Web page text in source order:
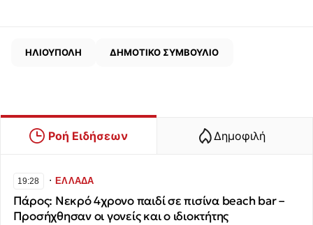
ΗΛΙΟΥΠΟΛΗ ΔΗΜΟΤΙΚΟ ΣΥΜΒΟΥΛΙΟ
Ροή Ειδήσεων Δημοφιλή
19:28 ∙ΕΛΛΑΔΑ
Πάρος: Νεκρό 4χρονο παιδί σε πισίνα beach bar –
Προσήχθησαν οι γονείς και ο ιδιοκτήτης